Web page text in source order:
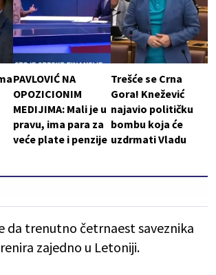
PAVLOVIĆ NA
OPOZICIONIM
MEDIJIMA: Mali je u
pravu, ima para za
veće plate i penzije
Trešće se Crna
Gora! Knežević
najavio političku
bombu koja će
uzdrmati Vladu
da trenutno četrnaest saveznika
zajedno u Letoniji.